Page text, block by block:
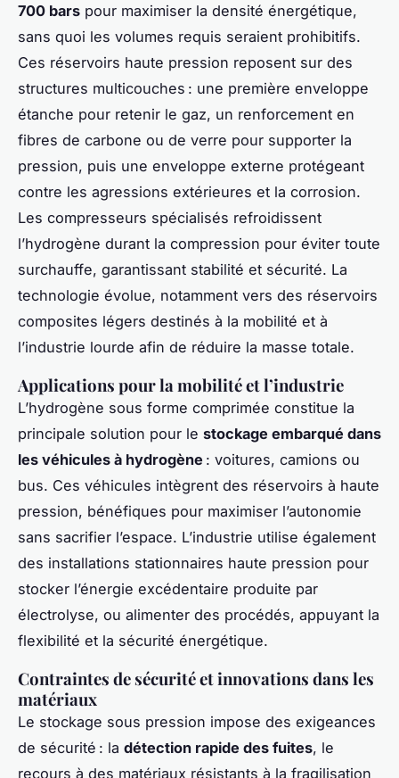
700 bars pour maximiser la densité énergétique,
sans quoi les volumes requis seraient prohibitifs.
Ces réservoirs haute pression reposent sur des
structures multicouches : une première enveloppe
étanche pour retenir le gaz, un renforcement en
fibres de carbone ou de verre pour supporter la
pression, puis une enveloppe externe protégeant
contre les agressions extérieures et la corrosion.
Les compresseurs spécialisés refroidissent
l’hydrogène durant la compression pour éviter toute
surchauffe, garantissant stabilité et sécurité. La
technologie évolue, notamment vers des réservoirs
composites légers destinés à la mobilité et à
l’industrie lourde afin de réduire la masse totale.
Applications pour la mobilité et l’industrie
L’hydrogène sous forme comprimée constitue la
principale solution pour le stockage embarqué dans
les véhicules à hydrogène : voitures, camions ou
bus. Ces véhicules intègrent des réservoirs à haute
pression, bénéfiques pour maximiser l’autonomie
sans sacrifier l’espace. L’industrie utilise également
des installations stationnaires haute pression pour
stocker l’énergie excédentaire produite par
électrolyse, ou alimenter des procédés, appuyant la
flexibilité et la sécurité énergétique.
Contraintes de sécurité et innovations dans les
matériaux
Le stockage sous pression impose des exigeances
de sécurité : la détection rapide des fuites, le
recours à des matériaux résistants à la fragilisation